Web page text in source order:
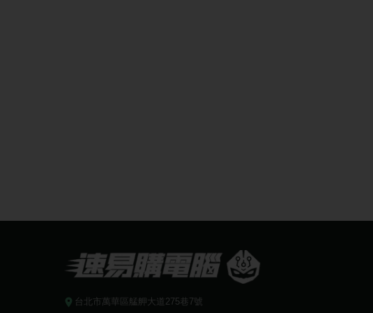
台北市萬華區艋舺大道275巷7號